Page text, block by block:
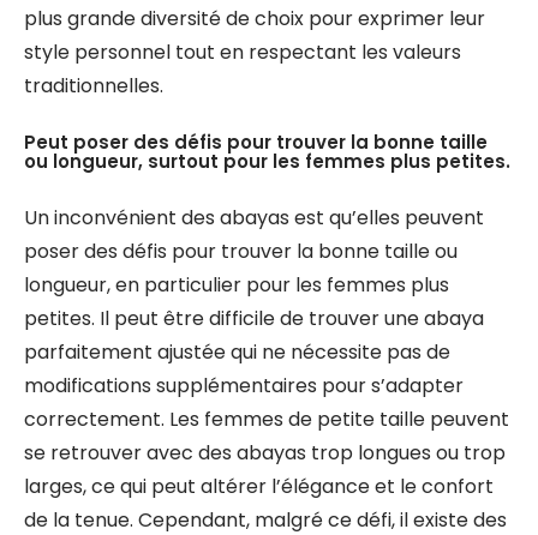
plus grande diversité de choix pour exprimer leur
style personnel tout en respectant les valeurs
traditionnelles.
Peut poser des défis pour trouver la bonne taille
ou longueur, surtout pour les femmes plus petites.
Un inconvénient des abayas est qu’elles peuvent
poser des défis pour trouver la bonne taille ou
longueur, en particulier pour les femmes plus
petites. Il peut être difficile de trouver une abaya
parfaitement ajustée qui ne nécessite pas de
modifications supplémentaires pour s’adapter
correctement. Les femmes de petite taille peuvent
se retrouver avec des abayas trop longues ou trop
larges, ce qui peut altérer l’élégance et le confort
de la tenue. Cependant, malgré ce défi, il existe des